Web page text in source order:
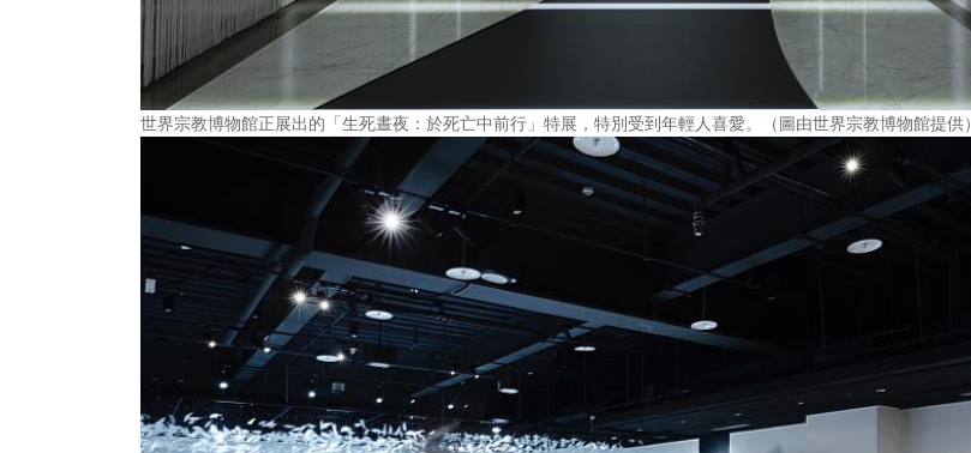
世界宗教博物館正展出的「生死晝夜：於死亡中前行」特展，特別受到年輕人喜愛。（圖由世界宗教博物館提供）